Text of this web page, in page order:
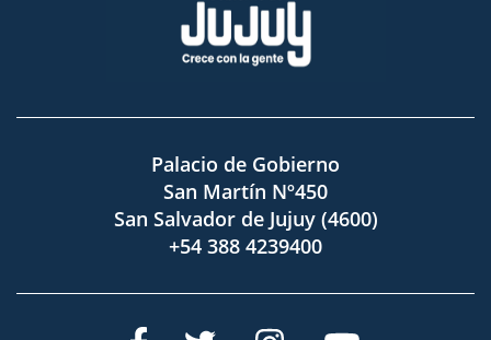
Palacio de Gobierno
San Martín Nº450
San Salvador de Jujuy (4600)
+54 388 4239400